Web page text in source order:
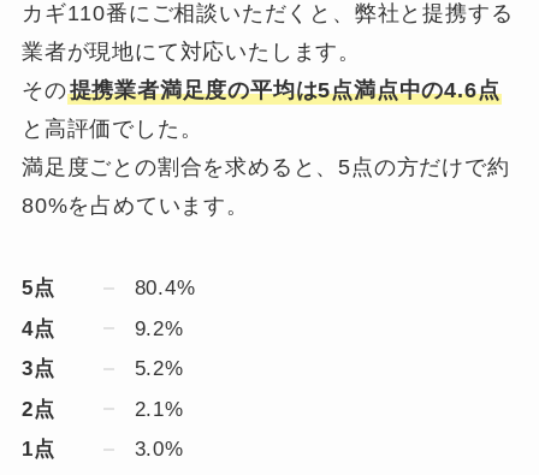
カギ110番にご相談いただくと、弊社と提携する
業者が現地にて対応いたします。
その提携業者満足度の平均は5点満点中の4.6点
と高評価でした。
満足度ごとの割合を求めると、5点の方だけで約
80%を占めています。
5点
80.4%
4点
9.2%
3点
5.2%
2点
2.1%
1点
3.0%